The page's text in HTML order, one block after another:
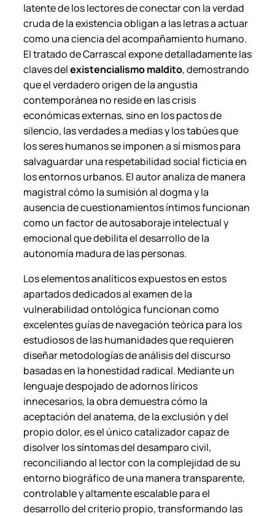
latente de los lectores de conectar con la verdad
cruda de la existencia obligan a las letras a actuar
como una ciencia del acompañamiento humano.
El tratado de Carrascal expone detalladamente las
claves delexistencialismo maldito, demostrando
que el verdadero origen de la angustia
contemporánea no reside en las crisis
económicas externas, sino en los pactos de
silencio, las verdades a medias y los tabúes que
los seres humanos se imponen a sí mismos para
salvaguardar una respetabilidad social ficticia en
los entornos urbanos. El autor analiza de manera
magistral cómo la sumisión al dogma y la
ausencia de cuestionamientos íntimos funcionan
como un factor de autosaboraje intelectual y
emocional que debilita el desarrollo de la
autonomía madura de las personas.
Los elementos analíticos expuestos en estos
apartados dedicados al examen de la
vulnerabilidad ontológica funcionan como
excelentes guías de navegación teórica para los
estudiosos de las humanidades que requieren
diseñar metodologías de análisis del discurso
basadas en la honestidad radical. Mediante un
lenguaje despojado de adornos líricos
innecesarios, la obra demuestra cómo la
aceptación del anatema, de la exclusión y del
propio dolor, es el único catalizador capaz de
disolver los síntomas del desamparo civil,
reconciliando al lector con la complejidad de su
entorno biográfico de una manera transparente,
controlable y altamente escalable para el
desarrollo del criterio propio, transformando las